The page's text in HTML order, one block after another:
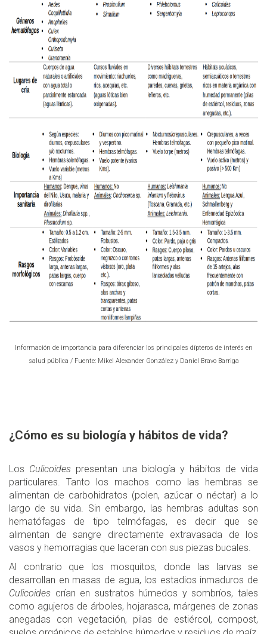
Información de importancia para diferenciar los principales dípteros de interés en
salud pública / Fuente: Mikel Alexander González y Daniel Bravo Barriga
¿Cómo es su biología y hábitos de vida?
Los Culicoides presentan una biología y hábitos de vida
particulares. Tanto los machos como las hembras se
alimentan de carbohidratos (polen, azúcar o néctar) a lo
largo de su vida. Sin embargo, las hembras adultas son
hematófagas de tipo telmófagas, es decir que se
alimentan de sangre directamente extravasada de los
vasos y hemorragias que laceran con sus piezas bucales.
Al contrario que los mosquitos, donde las larvas se
desarrollan en masas de agua, los estadios inmaduros de
Culicoides crían en sustratos húmedos y sombríos, tales
como agujeros de árboles, hojarasca, márgenes de zonas
anegadas con vegetación, pilas de estiércol, compost,